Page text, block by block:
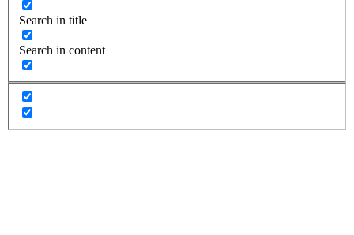
Search in title
Search in content